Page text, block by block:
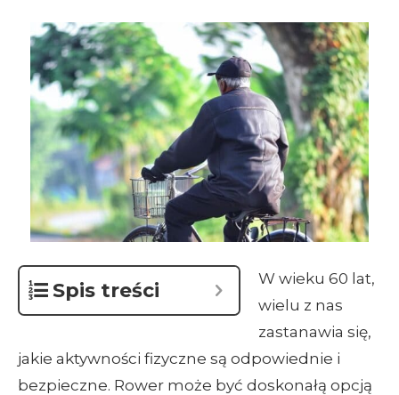
Spis treści
W wieku 60 lat,
wielu z nas
zastanawia się,
jakie aktywności fizyczne są odpowiednie i
bezpieczne. Rower może być doskonałą opcją